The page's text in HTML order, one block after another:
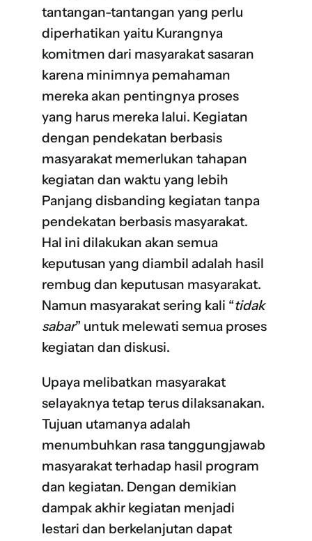
tantangan-tantangan yang perlu
diperhatikan yaitu Kurangnya
komitmen dari masyarakat sasaran
karena minimnya pemahaman
mereka akan pentingnya proses
yang harus mereka lalui. Kegiatan
dengan pendekatan berbasis
masyarakat memerlukan tahapan
kegiatan dan waktu yang lebih
Panjang disbanding kegiatan tanpa
pendekatan berbasis masyarakat.
Hal ini dilakukan akan semua
keputusan yang diambil adalah hasil
rembug dan keputusan masyarakat.
Namun masyarakat sering kali “tidak
sabar” untuk melewati semua proses
kegiatan dan diskusi.
Upaya melibatkan masyarakat
selayaknya tetap terus dilaksanakan.
Tujuan utamanya adalah
menumbuhkan rasa tanggungjawab
masyarakat terhadap hasil program
dan kegiatan. Dengan demikian
dampak akhir kegiatan menjadi
lestari dan berkelanjutan dapat